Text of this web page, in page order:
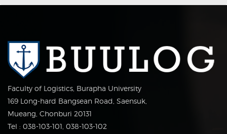
Faculty of Logistics, Burapha University
169 Long-hard Bangsean Road, Saensuk,
Mueang, Chonburi 20131
Tel : 038-103-101, 038-103-102